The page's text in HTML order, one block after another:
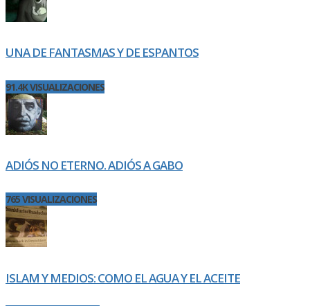
UNA DE FANTASMAS Y DE ESPANTOS
91.4K VISUALIZACIONES
ADIÓS NO ETERNO. ADIÓS A GABO
765 VISUALIZACIONES
ISLAM Y MEDIOS: COMO EL AGUA Y EL ACEITE